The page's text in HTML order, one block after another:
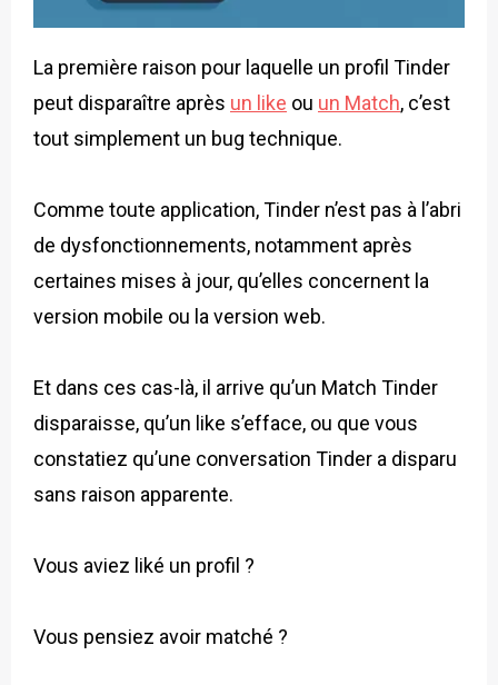
La première raison pour laquelle un profil Tinder
peut disparaître après un like ou un Match, c’est
tout simplement un bug technique.
Comme toute application, Tinder n’est pas à l’abri
de dysfonctionnements, notamment après
certaines mises à jour, qu’elles concernent la
version mobile ou la version web.
Et dans ces cas-là, il arrive qu’un Match Tinder
disparaisse, qu’un like s’efface, ou que vous
constatiez qu’une conversation Tinder a disparu
sans raison apparente.
Vous aviez liké un profil ?
Vous pensiez avoir matché ?